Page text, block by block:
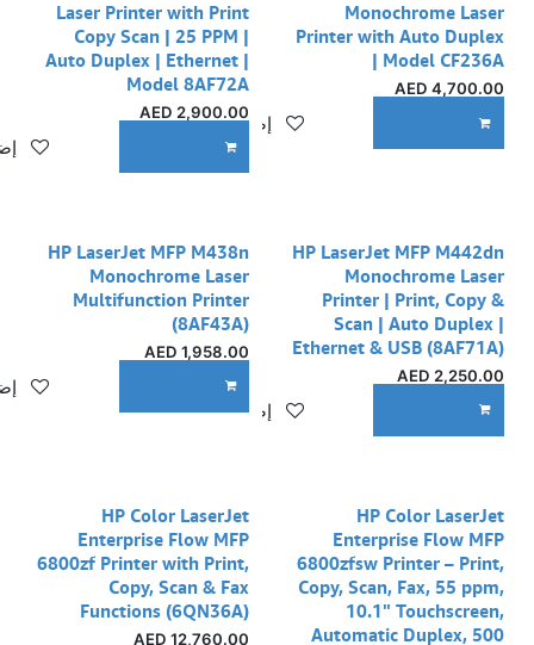
Monochrome Laser
Printer with Auto Duplex
| Model CF236A
4,700.00
إضافة إلى قائمة الأمنيات
Laser Printer with Print
Copy Scan | 25 PPM |
Auto Duplex | Ethernet |
Model 8AF72A
2,900.00
نفدت الكمية
HP LaserJet MFP M442dn
Monochrome Laser
Printer | Print, Copy &
Scan | Auto Duplex |
Ethernet & USB (8AF71A)
2,250.00
إضافة إلى قائمة الأمنيات
HP LaserJet MFP M438n
Monochrome Laser
Multifunction Printer
(8AF43A)
1,958.00
AED
HP Color LaserJet
Enterprise Flow MFP
6800zfsw Printer – Print,
Copy, Scan, Fax, 55 ppm,
10.1" Touchscreen,
Automatic Duplex, 500
HP Color LaserJet
Enterprise Flow MFP
6800zf Printer with Print,
Copy, Scan & Fax
Functions (6QN36A)
12,760.00
AED